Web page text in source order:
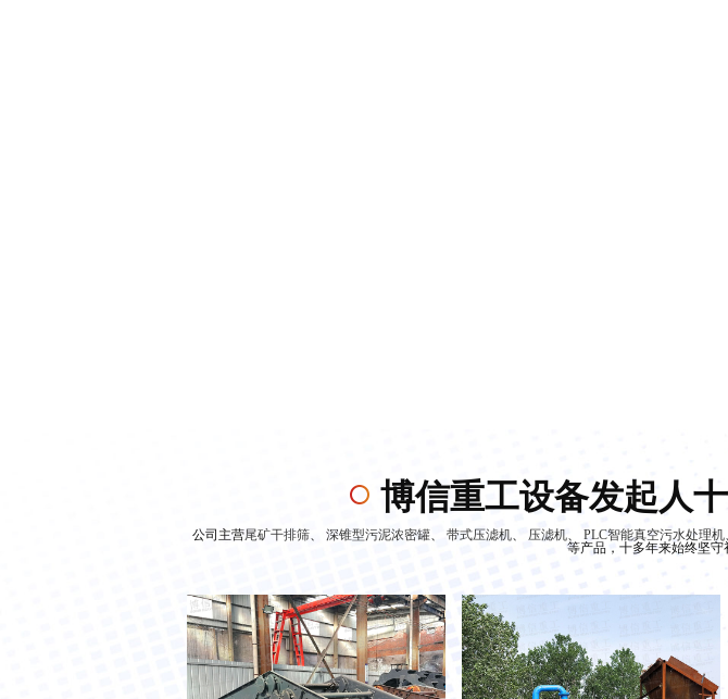
博信重工设备发起人
公司主营尾矿干排筛、 深锥型污泥浓密罐、 带式压滤机、 压滤机、 PLC智能真空污水处理机
等产品，十多年来始终坚守